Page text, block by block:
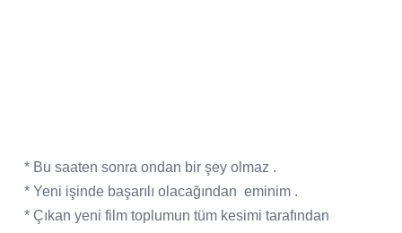
* Bu saaten sonra ondan bir şey olmaz .
* Yeni işinde başarılı olacağından eminim .
* Çıkan yeni film toplumun tüm kesimi tarafından